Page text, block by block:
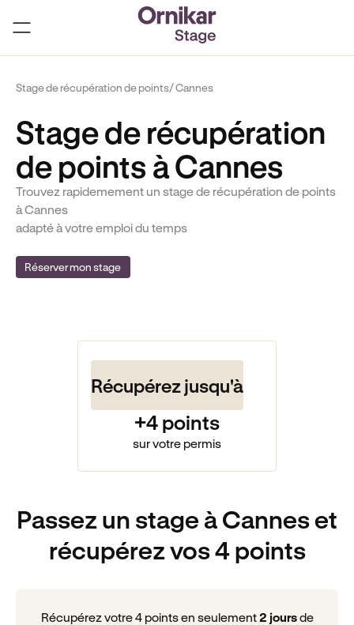
Stage de récupération de points/ Cannes
Stage de récupération
de points à Cannes
Trouvez rapidemement un stage de récupération de points
à Cannes
adapté à votre emploi du temps
Réserver mon stage
Récupérez jusqu'à
+4 points
sur votre permis
Passez un stage à Cannes et
récupérez vos 4 points
Récupérez votre 4 points en seulement2 joursde